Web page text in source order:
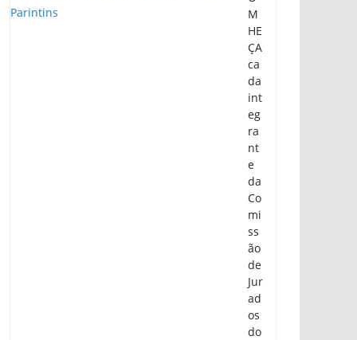
M
HE
ÇA
ca
da
int
eg
ra
nt
e
da
Co
mi
ss
ão
de
Jur
ad
os
do